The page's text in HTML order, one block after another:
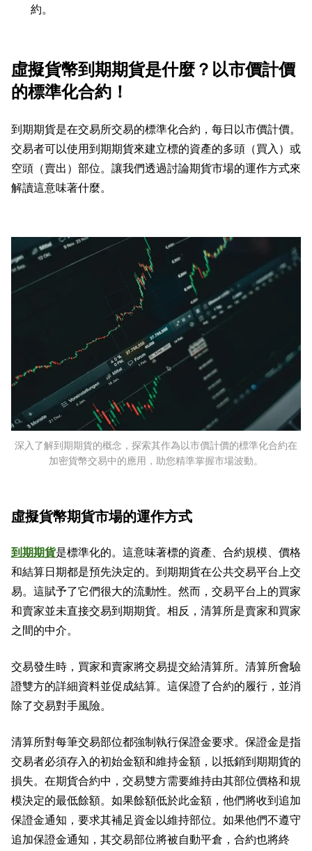
約。
虛擬貨幣到期期貨是什麼？以市價計價
的標準化合約！
到期期貨是在交易所交易的標準化合約，每日以市價計價。
交易者可以使用到期期貨來建立標的資產的多頭（買入）或
空頭（賣出）部位。讓我們透過討論期貨市場的運作方式來
解讀這意味著什麼。
深入了解到期期貨的概念，探索其作為以市價計價的標準化合約在
加密貨幣交易中的應用，助您精準掌握市場波動。
虛擬貨幣期貨市場的運作方式
到期期貨是標準化的。這意味著標的資產、合約規模、價格
和結算日期都是預先決定的。到期期貨在公共交易平台上交
易。這賦予了它們很大的流動性。然而，交易平台上的買家
和賣家並未直接交易到期期貨。相反，清算所是賣家和買家
之間的中介。
交易發生時，買家和賣家將交易提交給清算所。清算所會驗
證雙方的詳細資料並促成結算。這保證了合約的履行，並消
除了交易對手風險。
清算所對每筆交易部位都強制執行保證金要求。保證金是指
交易者必須存入的初始金額和維持金額，以抵銷到期期貨的
損失。在期貨合約中，交易雙方需要維持由其部位價格和規
模決定的最低餘額。如果餘額低於此金額，他們將收到追加
保證金通知，要求其補足資金以維持部位。如果他們不遵守
追加保證金通知，其交易部位將被自動平倉，合約也將終